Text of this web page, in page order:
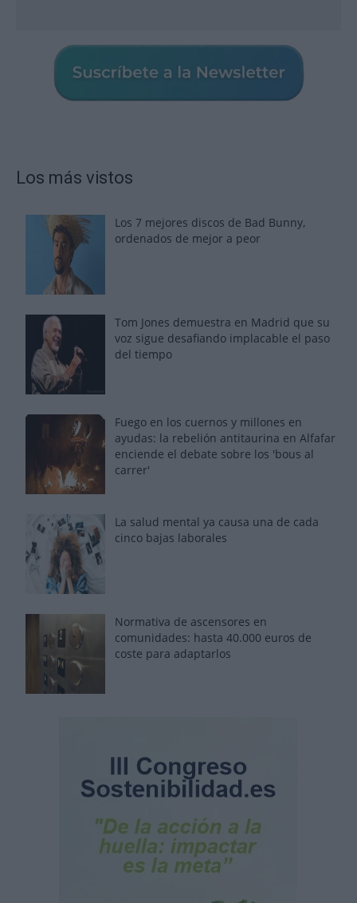
Los más vistos
Los 7 mejores discos de Bad Bunny,
ordenados de mejor a peor
Tom Jones demuestra en Madrid que su
voz sigue desafiando implacable el paso
del tiempo
Fuego en los cuernos y millones en
ayudas: la rebelión antitaurina en Alfafar
enciende el debate sobre los 'bous al
carrer'
La salud mental ya causa una de cada
cinco bajas laborales
Normativa de ascensores en
comunidades: hasta 40.000 euros de
coste para adaptarlos